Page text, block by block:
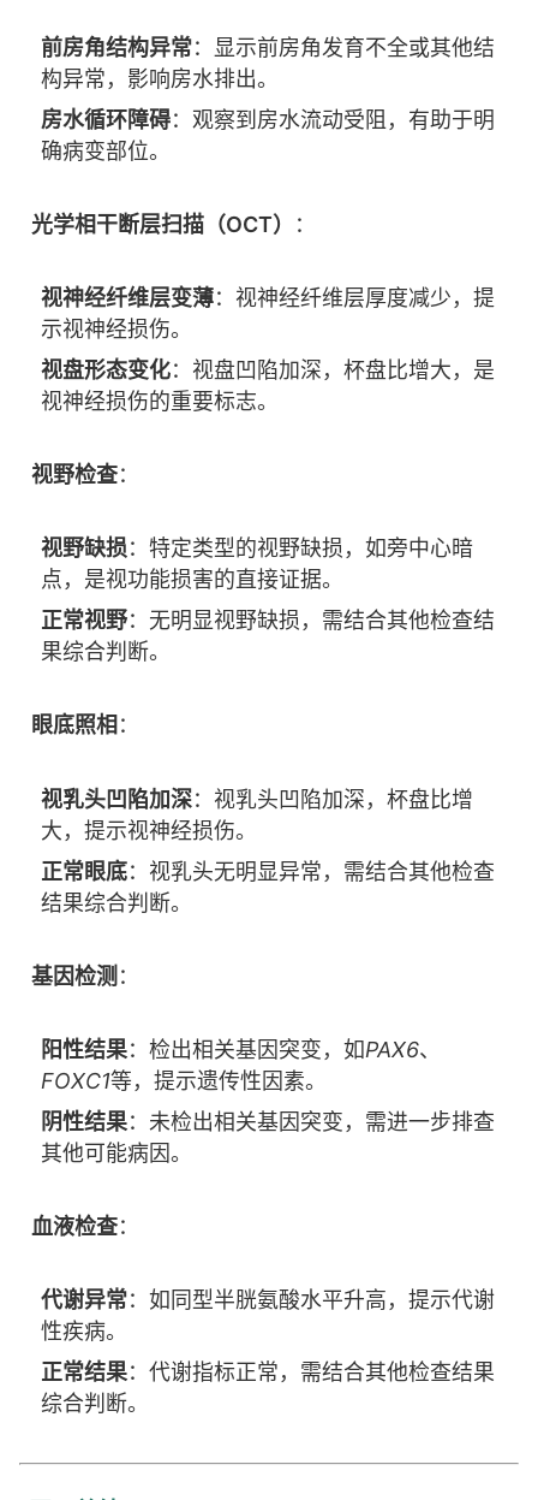
前房角结构异常：显示前房角发育不全或其他结
构异常，影响房水排出。
房水循环障碍：观察到房水流动受阻，有助于明
确病变部位。
光学相干断层扫描（OCT） ：
视神经纤维层变薄：视神经纤维层厚度减少，提
示视神经损伤。
视盘形态变化：视盘凹陷加深，杯盘比增大，是
视神经损伤的重要标志。
视野检查：
视野缺损：特定类型的视野缺损，如旁中心暗
点，是视功能损害的直接证据。
正常视野：无明显视野缺损，需结合其他检查结
果综合判断。
眼底照相 ：
视乳头凹陷加深：视乳头凹陷加深，杯盘比增
大，提示视神经损伤。
正常眼底：视乳头无明显异常，需结合其他检查
结果综合判断。
基因检测 ：
阳性结果：检出相关基因突变，如PAX6、
FOXC1等，提示遗传性因素。
阴性结果：未检出相关基因突变，需进一步排查
其他可能病因。
血液检查：
代谢异常：如同型半胱氨酸水平升高，提示代谢
性疾病。
正常结果：代谢指标正常，需结合其他检查结果
综合判断。